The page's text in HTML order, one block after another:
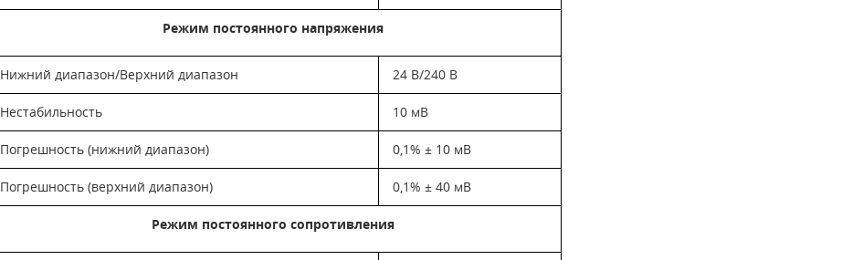
Режим постоянного напряжения
Нижний диапазон/Верхний диапазон 24 В/240 В
Нестабильность 10 мВ
Погрешность (нижний диапазон) 0,1% ± 10 мВ
Погрешность (верхний диапазон) 0,1% ± 40 мВ
Режим постоянного сопротивления